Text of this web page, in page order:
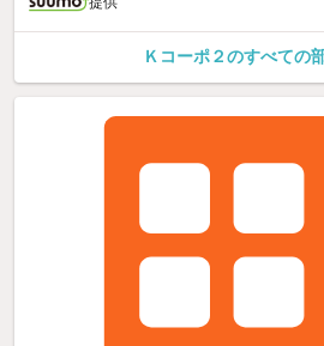
Ｋコーポ２のすべての